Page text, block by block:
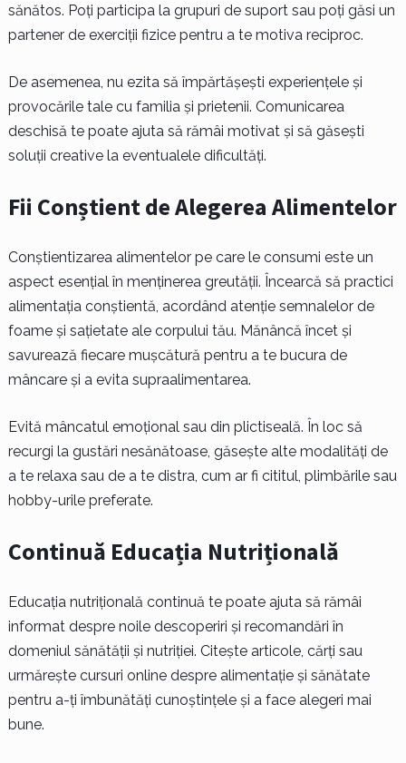
sănătos. Poți participa la grupuri de suport sau poți găsi un
partener de exerciții fizice pentru a te motiva reciproc.
De asemenea, nu ezita să împărtășești experiențele și
provocările tale cu familia și prietenii. Comunicarea
deschisă te poate ajuta să rămâi motivat și să găsești
soluții creative la eventualele dificultăți.
Fii Conștient de Alegerea Alimentelor
Conștientizarea alimentelor pe care le consumi este un
aspect esențial în menținerea greutății. Încearcă să practici
alimentația conștientă, acordând atenție semnalelor de
foame și sațietate ale corpului tău. Mănâncă încet și
savurează fiecare mușcătură pentru a te bucura de
mâncare și a evita supraalimentarea.
Evită mâncatul emoțional sau din plictiseală. În loc să
recurgi la gustări nesănătoase, găsește alte modalități de
a te relaxa sau de a te distra, cum ar fi cititul, plimbările sau
hobby-urile preferate.
Continuă Educația Nutrițională
Educația nutrițională continuă te poate ajuta să rămâi
informat despre noile descoperiri și recomandări în
domeniul sănătății și nutriției. Citește articole, cărți sau
urmărește cursuri online despre alimentație și sănătate
pentru a-ți îmbunătăți cunoștințele și a face alegeri mai
bune.